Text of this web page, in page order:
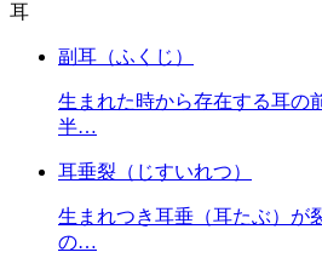
耳
副耳（ふくじ）
生まれた時から存在する耳の
半…
耳垂裂（じすいれつ）
生まれつき耳垂（耳たぶ）が
の…